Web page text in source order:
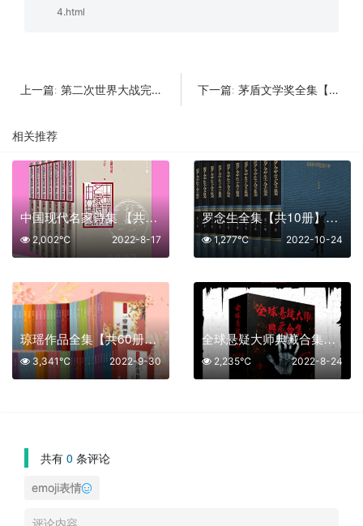
4.html
上一篇: 第二次世界大战完整历史实录【共38册】【epub格式】【5.5MB】【编号：975290】 下一篇: 茅盾文学奖全集【共43册】【epub格式】【77.1MB】【编号：950135】
相关推荐
中国现代名家诗集 【共7册】【epub格式】【1.3MB】【编号：385735】
2022-8-17
2,002℃
罗念生全集【共10册】【epub格式】【8.7MB】【编号：158793】
2022-10-24
1,277℃
琼瑶作品全集【共60册】【epub格式】【14.3MB】【编号：560398】
2022-9-30
3,341℃
全球悬疑大师典藏合集【共19册】【epub格式】【10.6MB】【编号：572076】
2022-8-24
2,235℃
共有 0 条评论
emoji表情